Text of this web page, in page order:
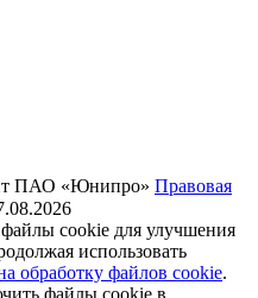
ПАО «Юнипро» Правовая
cookie для улучшения
использовать
обработку файлов cookie.
файлы cookie в